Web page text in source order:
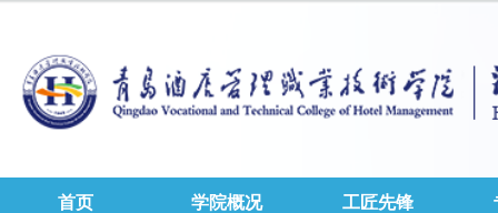
首页 学院概况 工匠先锋